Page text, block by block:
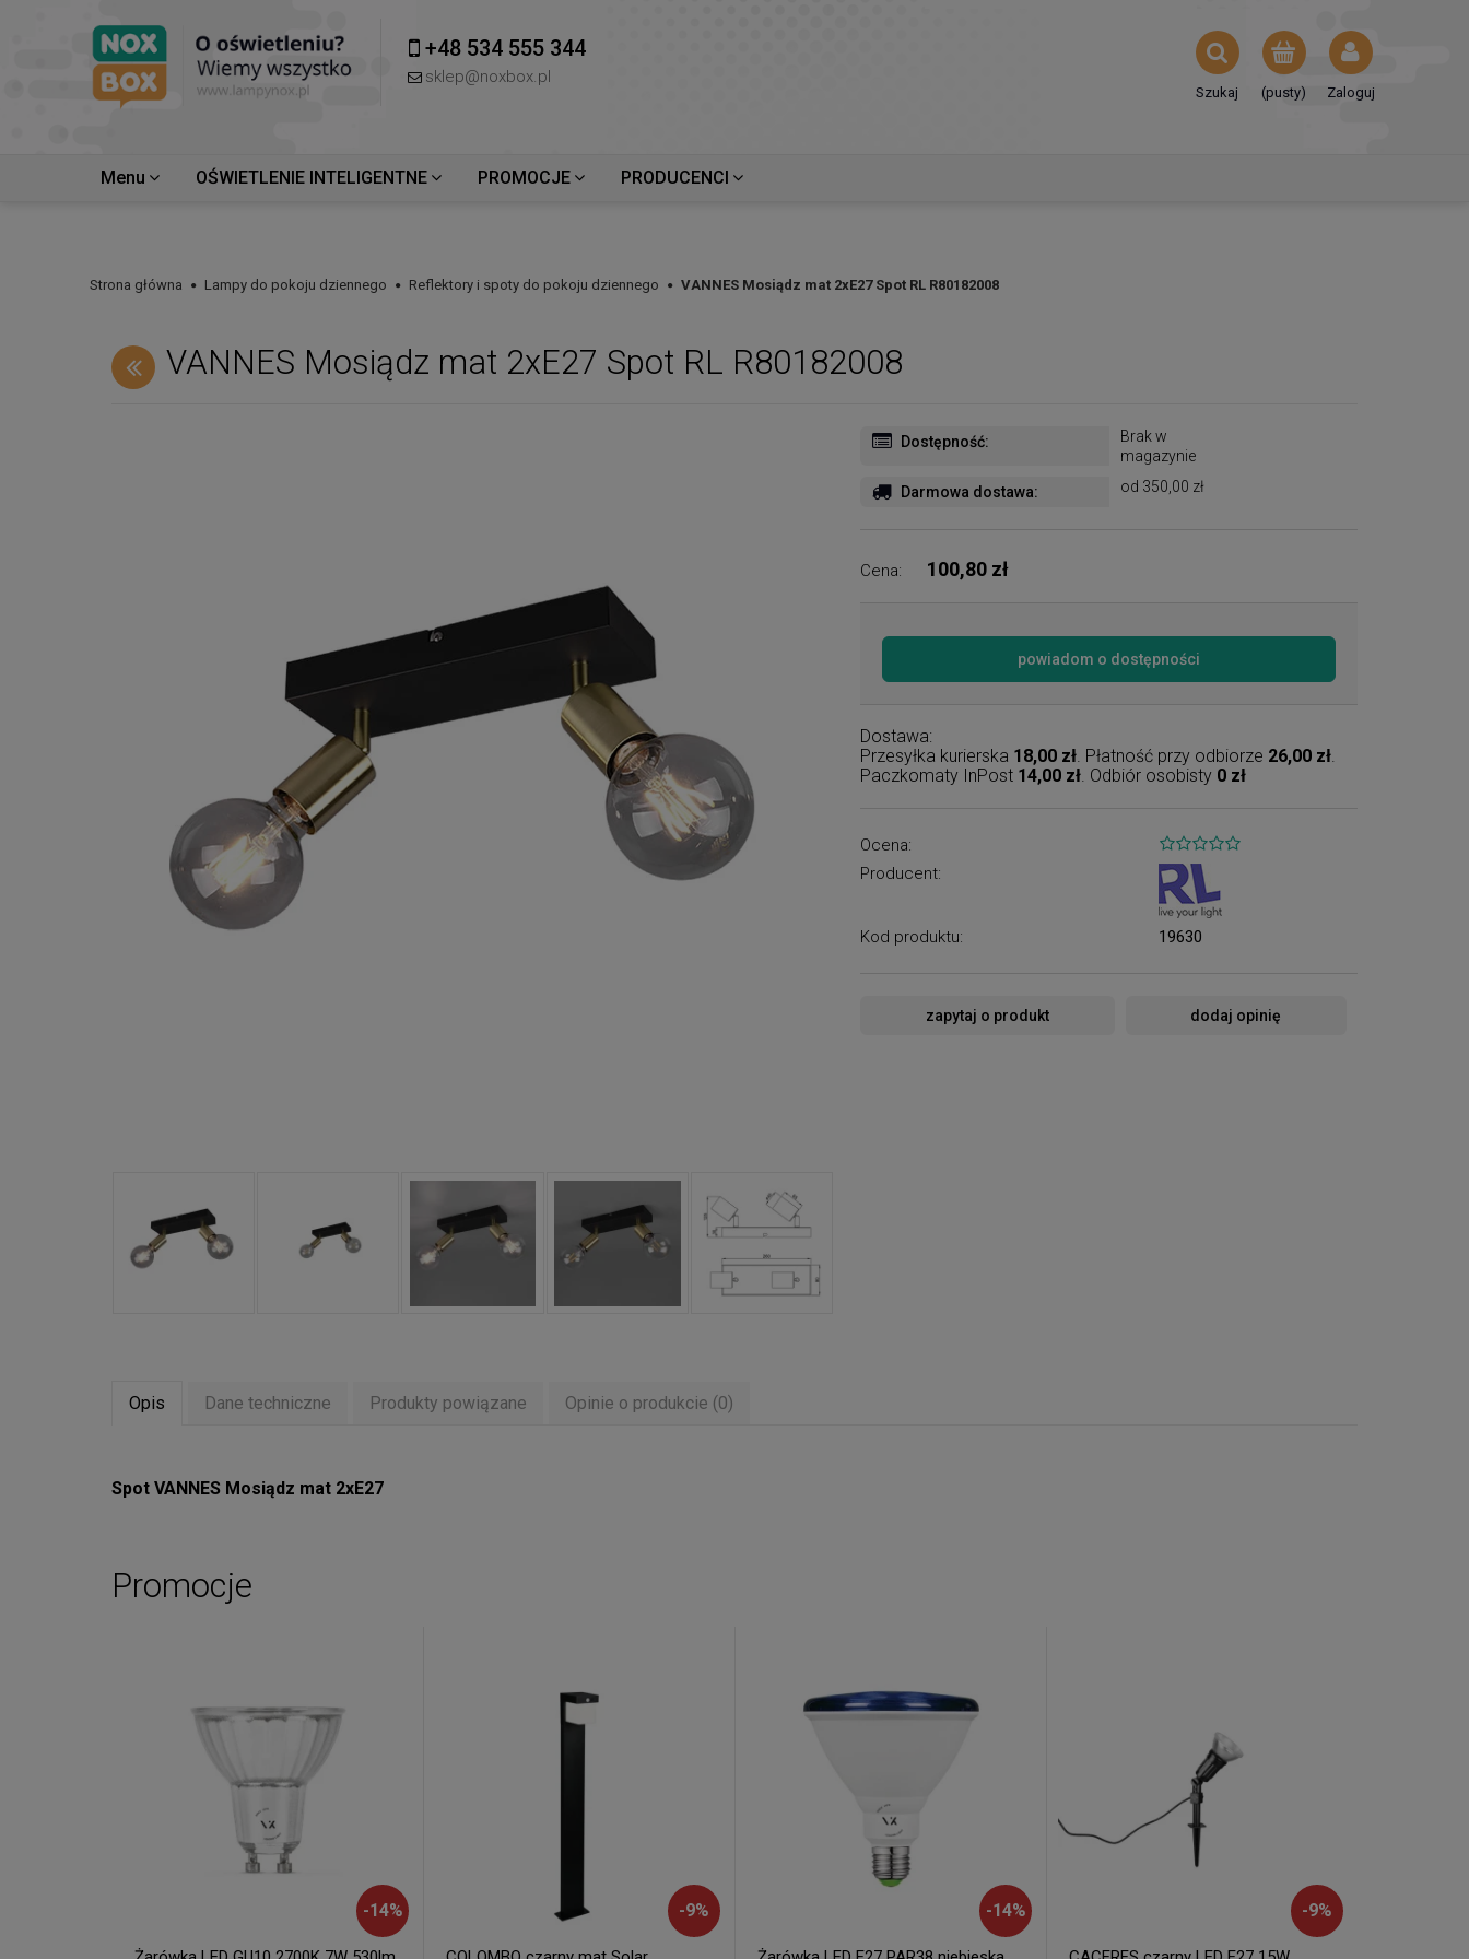
+48 534 555 344
sklep@noxbox.pl
(pusty) Zaloguj
Szukaj
Menu OŚWIETLENIE INTELIGENTNE PROMOCJE PRODUCENCI
Strona główna Lampy do pokoju dziennego Reflektory i spoty do pokoju dziennego VANNES Mosiądz mat 2xE27 Spot RL R80182008
VANNES Mosiądz mat 2xE27 Spot RL R80182008
Dostępność:
Brak w
magazynie
Darmowa dostawa: od 350,00 zł
Cena: 100,80 zł
powiadom o dostępności
Dostawa:
Przesyłka kurierska 18,00 zł. Płatność przy odbiorze 26,00 zł.
Paczkomaty InPost 14,00 zł. Odbiór osobisty 0 zł
Ocena:
Producent:
Kod produktu: 19630
zapytaj o produkt dodaj opinię
Opis Dane techniczne Produkty powiązane Opinie o produkcie (0)
Spot VANNES Mosiądz mat 2xE27
Promocje
-14% -9% -14% -9%